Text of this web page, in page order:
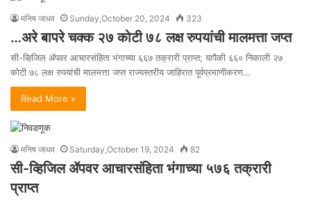
मनिष जाधव Sunday,October 20, 2024 323
…अरे बापरे चक्क २७ कोटी ७८ लक्ष रुपयांची मालमत्ता जप्त
सी-व्हिजिल ॲपवर आचारसंहिता भंगाच्या ६६७ तक्रारी प्राप्त; यापैकी ६६० निकाली २७
कोटी ७८ लक्ष रुपयांची मालमत्ता जप्त राज्यस्तरीय जाहिरात पूर्वप्रमाणीकरण…
Read More »
मनिष जाधव Saturday,October 19, 2024 82
सी-व्हिजिल ॲपवर आचारसंहिता भंगाच्या ५७६ तक्रारी
प्राप्त